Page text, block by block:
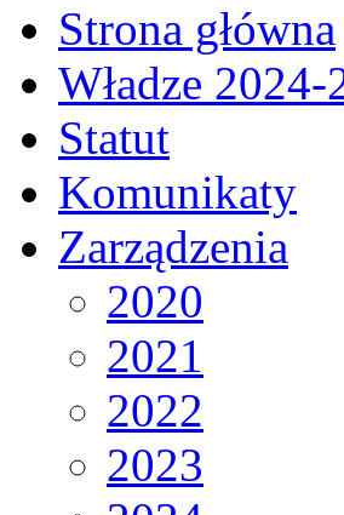
Strona główna
Władze 2024-
Statut
Komunikaty
Zarządzenia
2020
2021
2022
2023